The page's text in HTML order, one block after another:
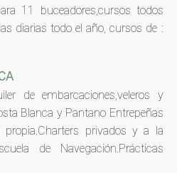
11 buceadores,cursos todos
diarias todo el año, cursos de :
de embarcaciones,veleros y
Blanca y Pantano Entrepeñas
propia.Charters privados y a la
de Navegación.Prácticas